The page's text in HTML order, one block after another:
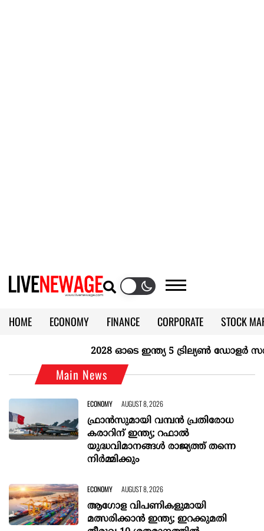
HOME ECONOMY FINANCE CORPORATE
STOCK
KERALA @70
2028 ഓടെ ഇന്ത്യ 5 ട്രില്യണ്‍ ഡോളര്‍
Main News
ECONOMY AUGUST 8, 2026
ഫ്രാൻസുമായി വമ്പന്‍ പ്രതിരോധ
കരാറിന് ഇന്ത്യ; റഫാല്‍
യുദ്ധവിമാനങ്ങള്‍ രാജ്യത്ത് തന്നെ
നിര്‍മ്മിക്കും
ECONOMY AUGUST 8, 2026
ആഗോള വിപണികളുമായി
മത്സരിക്കാൻ ഇന്ത്യ; ഇറക്കുമതി